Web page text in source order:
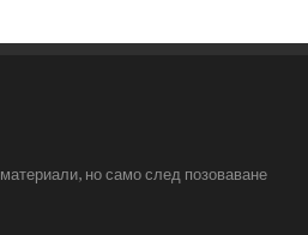
но само след позоваване